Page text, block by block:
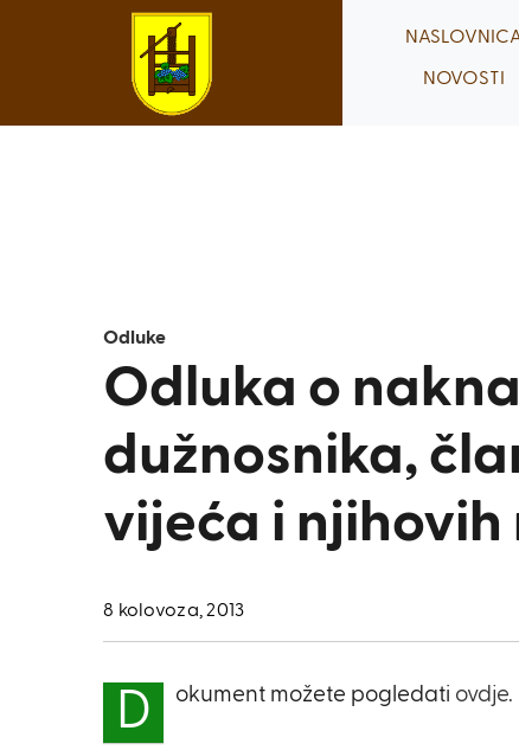
NOVOSTI
Odluke
Odluka o
dužnosnika,
vijeća i
8 kolovoza, 2013
D okument možete pogledati ovdje.